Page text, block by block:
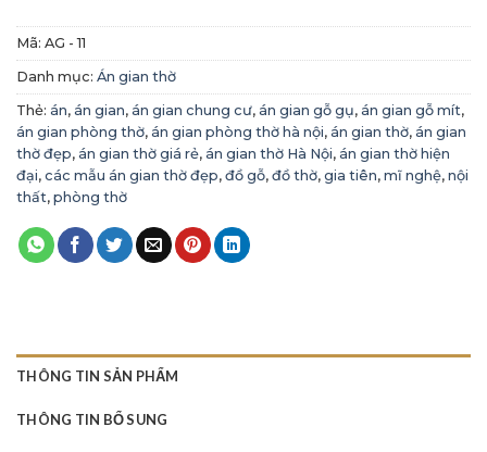
Mã: AG - 11
Danh mục: Án gian thờ
Thẻ: án, án gian, án gian chung cư, án gian gỗ gụ, án gian gỗ mít,
án gian phòng thờ, án gian phòng thờ hà nội, án gian thờ, án gian
thờ đẹp, án gian thờ giá rẻ, án gian thờ Hà Nội, án gian thờ hiện
đại, các mẫu án gian thờ đẹp, đồ gỗ, đồ thờ, gia tiên, mĩ nghệ, nội
thất, phòng thờ
THÔNG TIN SẢN PHẨM
THÔNG TIN BỔ SUNG